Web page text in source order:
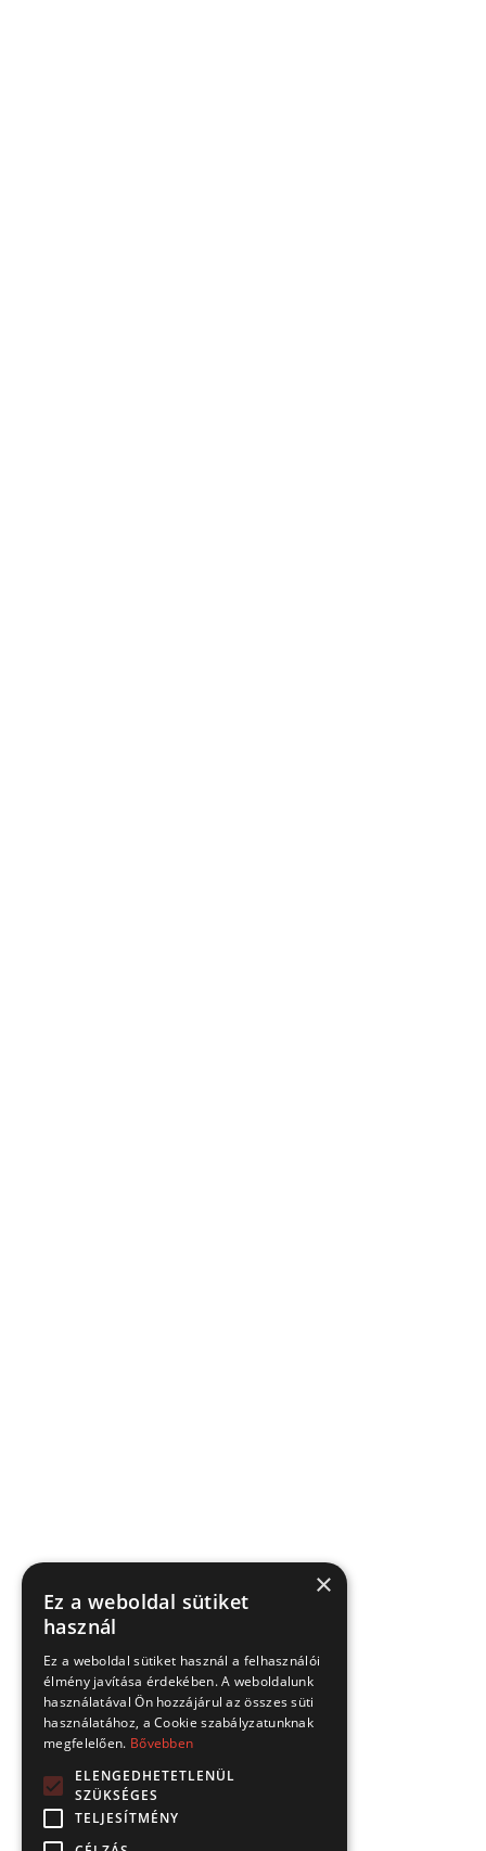
×
Ez a weboldal sütiket
használ
Ez a weboldal sütiket használ a felhasználói
élmény javítása érdekében. A weboldalunk
használatával Ön hozzájárul az összes süti
használatához, a Cookie szabályzatunknak
megfelelően. Bővebben
ELENGEDHETETLENÜL
SZÜKSÉGES
TELJESÍTMÉNY